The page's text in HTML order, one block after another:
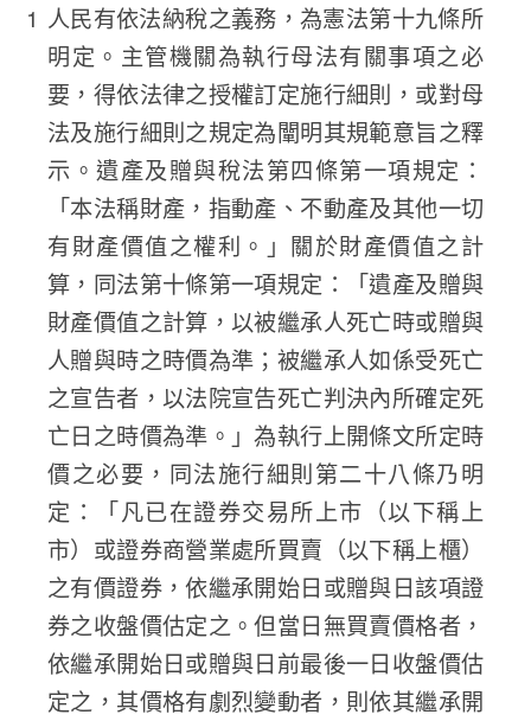
人民有依法納稅之義務，為憲法第十九條所
明定。主管機關為執行母法有關事項之必
要，得依法律之授權訂定施行細則，或對母
法及施行細則之規定為闡明其規範意旨之釋
示。遺產及贈與稅法第四條第一項規定：
「本法稱財產，指動產、不動產及其他一切
有財產價值之權利。」關於財產價值之計
算，同法第十條第一項規定：「遺產及贈與
財產價值之計算，以被繼承人死亡時或贈與
人贈與時之時價為準；被繼承人如係受死亡
之宣告者，以法院宣告死亡判決內所確定死
亡日之時價為準。」為執行上開條文所定時
價之必要，同法施行細則第二十八條乃明
定：「凡已在證券交易所上市（以下稱上
市）或證券商營業處所買賣（以下稱上櫃）
之有價證券，依繼承開始日或贈與日該項證
券之收盤價估定之。但當日無買賣價格者，
依繼承開始日或贈與日前最後一日收盤價估
定之，其價格有劇烈變動者，則依其繼承開